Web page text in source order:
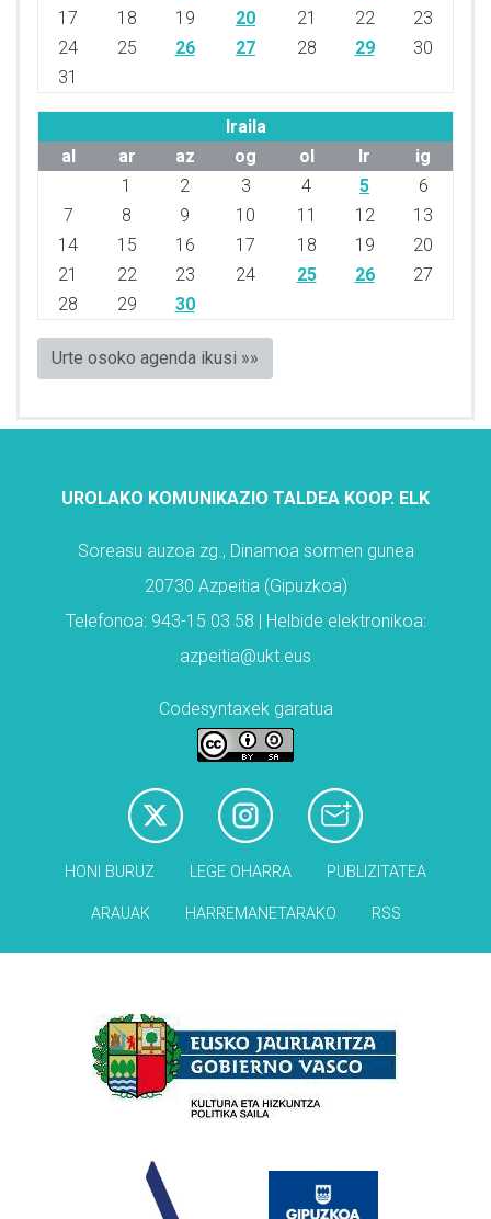
17
18 19 20 21 22
23
24
25 26 27 28 29
30
31
Iraila
al
ar az og ol lr
ig
1
2 3 4 5
6
7
8 9 10 11 12
13
14
15 16 17 18 19
20
21
22 23 24 25 26
27
28
29 30
Urte osoko agenda ikusi »»
UROLAKO KOMUNIKAZIO TALDEA KOOP. ELK
Soreasu auzoa zg., Dinamoa sormen gunea
20730 Azpeitia (Gipuzkoa)
Telefonoa: 943-15 03 58 | Helbide elektronikoa:
azpeitia@ukt.eus
Codesyntaxek garatua
HONI BURUZ LEGE OHARRA PUBLIZITATEA
ARAUAK HARREMANETARAKO RSS